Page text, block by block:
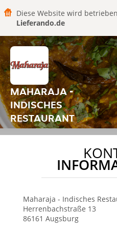
Diese Website wird
Lieferando.de
MAHARAJA -
INDISCHES
RESTAURANT
Maharaja - Indisches
Herrenbachstraße 13
86161 Augsburg